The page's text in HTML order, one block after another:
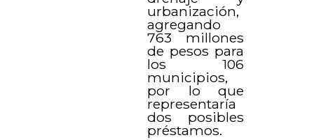
urbanización,
agregando
763 millones
de pesos para
los 106
municipios,
por lo que
representaría
dos posibles
préstamos.